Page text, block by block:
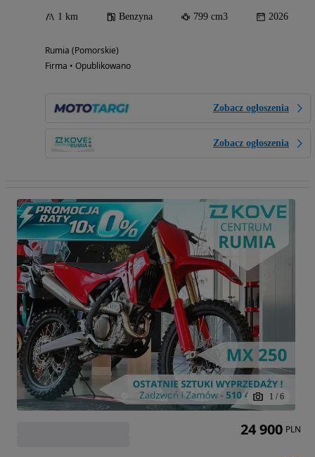
1 km Benzyna 799 cm3 2026
Rumia (Pomorskie)
Firma • Opublikowano
Zobacz ogłoszenia
Zobacz ogłoszenia
1 / 6
24 900 PLN